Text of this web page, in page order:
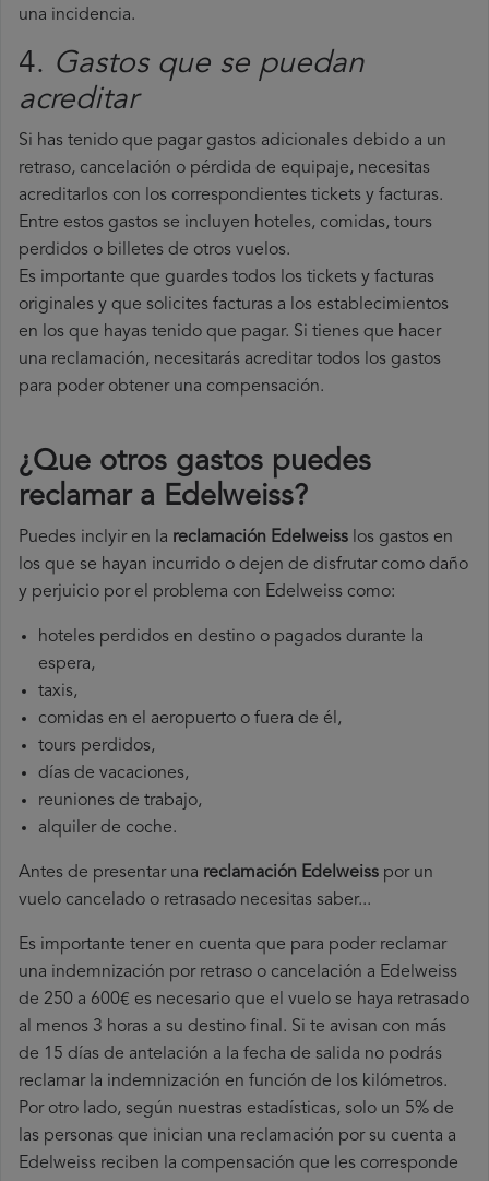
una incidencia.
4. Gastos que se puedan
acreditar
Si has tenido que pagar gastos adicionales debido a un
retraso, cancelación o pérdida de equipaje, necesitas
acreditarlos con los correspondientes tickets y facturas.
Entre estos gastos se incluyen hoteles, comidas, tours
perdidos o billetes de otros vuelos.
Es importante que guardes todos los tickets y facturas
originales y que solicites facturas a los establecimientos
en los que hayas tenido que pagar. Si tienes que hacer
una reclamación, necesitarás acreditar todos los gastos
para poder obtener una compensación.
¿Que otros gastos puedes
reclamar a Edelweiss​?
Puedes inclyir en la reclamación Edelweiss los gastos en
los que se hayan incurrido o dejen de disfrutar como daño
y perjuicio por el problema con Edelweiss como:
hoteles perdidos en destino o pagados durante la
espera,
taxis,
comidas en el aeropuerto o fuera de él,
tours perdidos,
días de vacaciones,
reuniones de trabajo,
alquiler de coche.
Antes de presentar una reclamación Edelweiss por un
vuelo cancelado o retrasado necesitas saber...
Es importante tener en cuenta que para poder reclamar
una indemnización por retraso o cancelación a Edelweiss
de 250 a 600€ es necesario que el vuelo se haya retrasado
al menos 3 horas a su destino final. Si te avisan con más
de 15 días de antelación a la fecha de salida no podrás
reclamar la indemnización en función de los kilómetros.
Por otro lado, según nuestras estadísticas, solo un 5% de
las personas que inician una reclamación por su cuenta a
Edelweiss reciben la compensación que les corresponde